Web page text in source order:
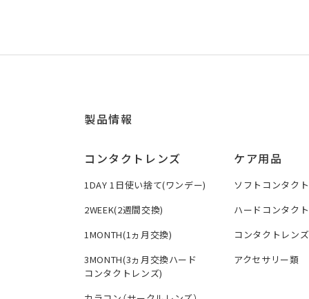
製品情報
コンタクトレンズ
1DAY 1日使い捨て(ワンデー)
2WEEK(2週間交換)
1MONTH(1ヵ月交換)
3MONTH(3ヵ月交換ハード
コンタクトレンズ)
ケア用品
ソフトコンタク
ハードコンタク
コンタクトレン
アクセサリー類